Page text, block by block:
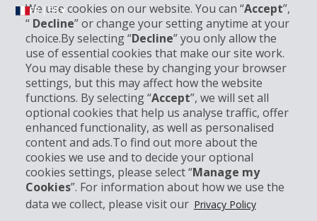
We use cookies on our website. You can “Accept”,
“ Decline” or change your setting anytime at your
choice.By selecting “Decline” you only allow the
use of essential cookies that make our site work.
You may disable these by changing your browser
settings, but this may affect how the website
functions. By selecting “Accept”, we will set all
optional cookies that help us analyse traffic, offer
enhanced functionality, as well as personalised
content and ads.To find out more about the
cookies we use and to decide your optional
cookies settings, please select “Manage my
Cookies”. For information about how we use the
data we collect, please visit our Privacy Policy
FR | FR ▾
Informations sur l'entreprise
Entreprise
Support client
Réserver avec Hertz